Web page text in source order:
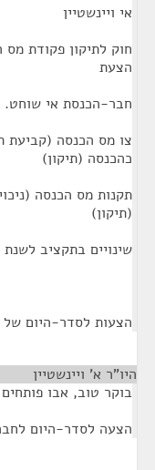
אי ויינשטיין
חוק לתיקון פקודת
הצעת
חבר-הכנסת אי שוחט.
צו מס הכנסה (קביעת
כהכנסה (תיקון)
תקנות מס הכנסה
(תיקון)
שינויים בתקציב לשנת 1991
הצעות לסדר-היום של
היו"ר א' ויינשטיין
בוקר טוב, אבו
הצעה לסדר-היום